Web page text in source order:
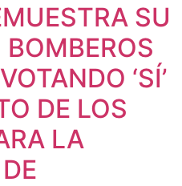
SU
‘SÍ’
DE LOS
LA